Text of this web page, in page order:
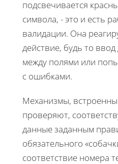
подсвечивается
символа, - это и есть
валидации. Она
действие, будь то
между полями или
с ошибками.
Механизмы,
проверяют,
данные заданным
обязательного
соответствие номера